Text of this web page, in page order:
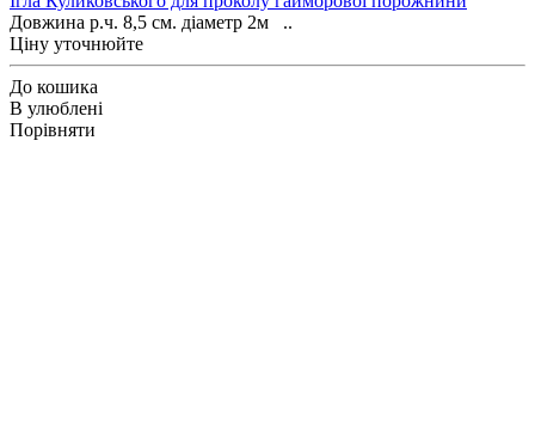
Довжина р.ч. 8,5 см. діаметр 2м ..
Ціну уточнюйте
До кошика
В улюблені
Порівняти